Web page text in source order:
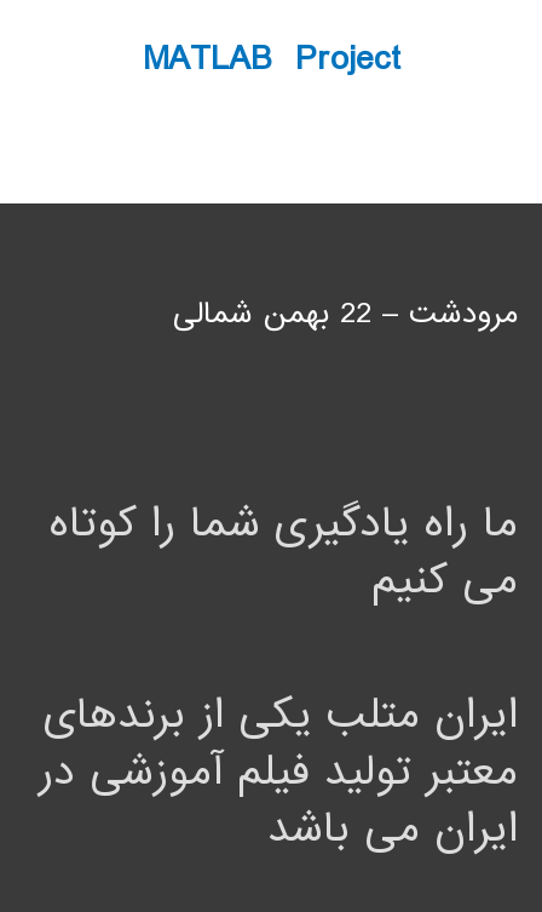
MATLAB Project
مرودشت – 22 بهمن شمالی
ما راه یادگیری شما را کوتاه
می کنیم
ایران متلب یکی از برندهای
معتبر تولید فیلم آموزشی در
ایران می باشد